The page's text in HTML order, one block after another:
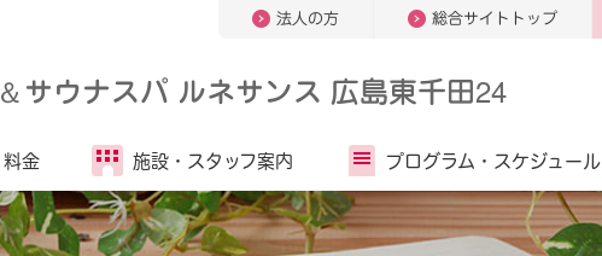
法人の方 総合サイトトップ
＆サウナスパ ルネサンス 広島東千田24
料金 施設・ スタッフ案内 プログラム・ スケジュール